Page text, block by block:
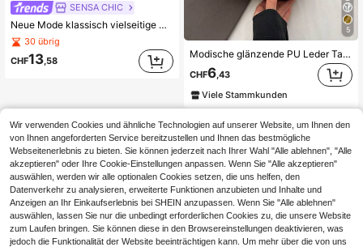
SENSA CHIC
Neue Mode klassisch vielseitige M Buchstaben Muster PU wasserdichter Stoff Umhängetasche, bedrucktes Design Metall Kette Dekor Baguette Tasche, Damen Umhängetasche, geeignet für Einkaufen, Pendeln, Reisen
30 übrig
CHF13,58
5
Modische glänzende PU Leder Tasche in Mondsichelform für Frauen, minimalistischer Schultertasche mit einfarbigem plissiertem Design
CHF6 ,43
Viele Stammkunden
Wir verwenden Cookies und ähnliche Technologien auf unserer Website, um Ihnen den
von Ihnen angeforderten Service bereitzustellen und Ihnen das bestmögliche
Webseitenerlebnis zu bieten. Sie können jederzeit nach Ihrer Wahl "Alle ablehnen", "Alle
akzeptieren" oder Ihre Cookie-Einstellungen anpassen. Wenn Sie "Alle akzeptieren"
auswählen, werden wir alle optionalen Cookies setzen, die uns helfen, den
Datenverkehr zu analysieren, erweiterte Funktionen anzubieten und Inhalte und
Anzeigen an Ihr Einkaufserlebnis bei SHEIN anzupassen. Wenn Sie "Alle ablehnen"
auswählen, lassen Sie nur die unbedingt erforderlichen Cookies zu, die unsere Website
zum Laufen bringen. Sie können diese in den Browsereinstellungen deaktivieren, was
jedoch die Funktionalität der Website beeinträchtigen kann. Um mehr über die von uns